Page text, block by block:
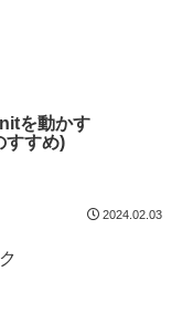
を動かす
すすめ)
2024.02.03